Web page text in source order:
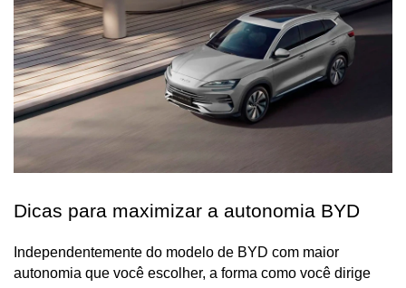
Dicas para maximizar a autonomia BYD
Independentemente do modelo de BYD com maior
autonomia que você escolher, a forma como você dirige